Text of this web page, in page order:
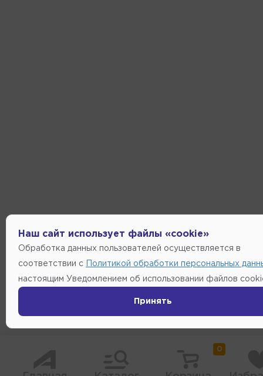
0
Наш сайт использует файлы «cookie»
Обработка данных пользователей осуществляется в
соответствии с Политикой обработки персональных
настоящим Уведомлением об использовании файлов
Принять